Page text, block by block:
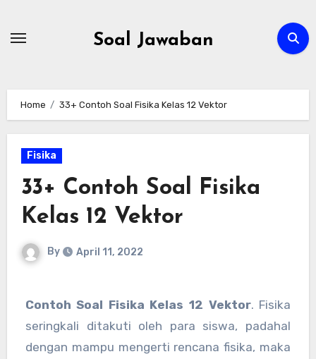
Soal Jawaban
Home 33+ Contoh Soal Fisika Kelas 12 Vektor
Fisika
33+ Contoh Soal Fisika
Kelas 12 Vektor
By April 11, 2022
Contoh Soal Fisika Kelas 12 Vektor. Fisika
seringkali ditakuti oleh para siswa, padahal
dengan mampu mengerti rencana fisika, maka